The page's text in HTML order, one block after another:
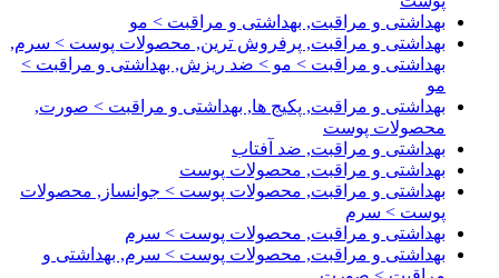
بهداشتی و مراقبت, بهداشتی و مراقبت > مو
بهداشتی و مراقبت, پرفروش ترین, محصولات پوست > سرم,
بهداشتی و مراقبت > مو > ضد ریزش, بهداشتی و مراقبت >
مو
بهداشتی و مراقبت, پکیج ها, بهداشتی و مراقبت > صورت,
محصولات پوست
بهداشتی و مراقبت, ضد آفتاب
بهداشتی و مراقبت, محصولات پوست
بهداشتی و مراقبت, محصولات پوست > جوانساز, محصولات
پوست > سرم
بهداشتی و مراقبت, محصولات پوست > سرم
بهداشتی و مراقبت, محصولات پوست > سرم, بهداشتی و